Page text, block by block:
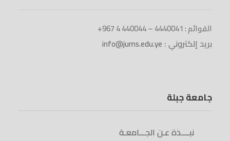
القوائم : 4440041 – 440044 4 967+
بريد إلكتروني : info@jums.edu.ye
جامعة جبلة
نبــــذة عـن الجـــامعـة